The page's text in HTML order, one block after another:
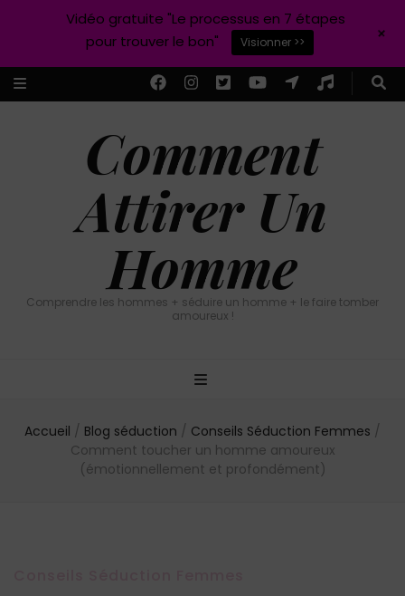
Comment
Attirer Un
Homme
Comprendre les hommes + séduire un homme + le faire tomber
amoureux !
Accueil / Blog séduction / Conseils Séduction Femmes /
Comment toucher un homme amoureux
(émotionnellement et profondément)
Vidéo gratuite "Le processus en 7 étapes
pour trouver le bon"
Visionner >> +